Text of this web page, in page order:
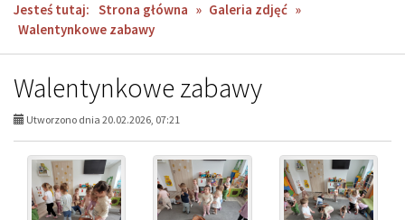
Jesteś tutaj: Strona główna » Galeria zdjęć »
Walentynkowe zabawy
Walentynkowe zabawy
Utworzono dnia 20.02.2026, 07:21